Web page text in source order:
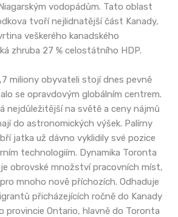
vodopádům. Tato oblast
tvoří nejlidnatější část Kanady,
veškerého kanadského
zhruba 27 % celostátního HDP.
miliony obyvateli stojí dnes pevně
se opravdovým globálním centrem.
nejdůležitější na světě a ceny nájmů
do astronomických výšek. Palírny
jatka už dávno vyklidily své pozice
technologiím. Dynamika Toronta
obrovské množství pracovních míst,
mnoho nově příchozích. Odhaduje
přicházejících ročně do Kanady
provincie Ontario, hlavně do Toronta